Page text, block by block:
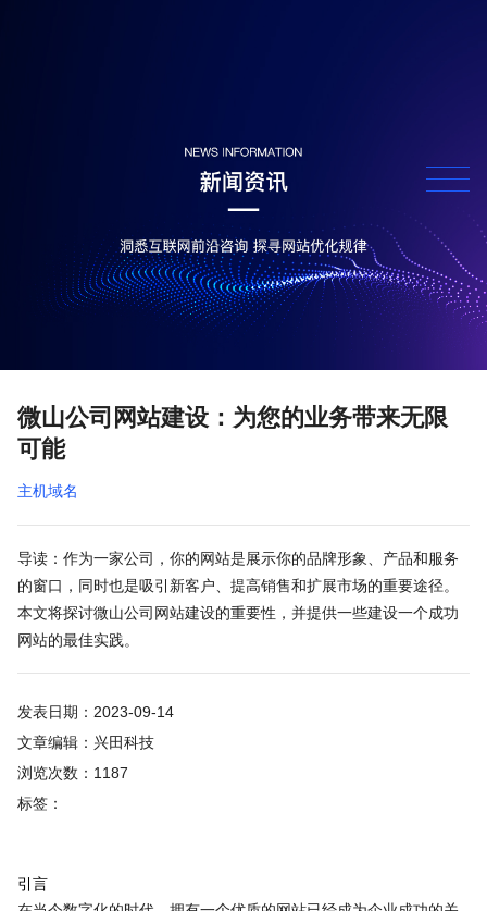
微山公司网站建设：为您的业务带来无限
可能
主机域名
导读：作为一家公司，你的网站是展示你的品牌形象、产品和服务
的窗口，同时也是吸引新客户、提高销售和扩展市场的重要途径。
本文将探讨微山公司网站建设的重要性，并提供一些建设一个成功
网站的最佳实践。
发表日期：2023-09-14
文章编辑：兴田科技
浏览次数：1187
标签：
引言